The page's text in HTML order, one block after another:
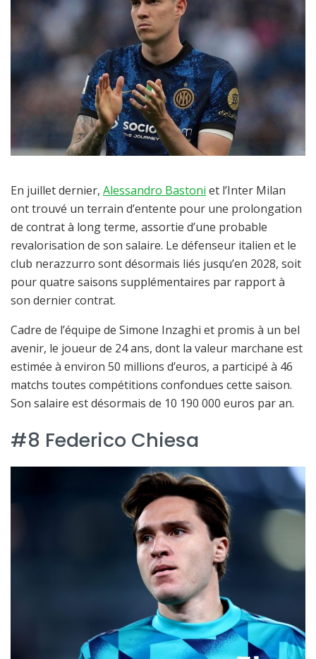
En juillet dernier, Alessandro Bastoni et l’Inter Milan
ont trouvé un terrain d’entente pour une prolongation
de contrat à long terme, assortie d’une probable
revalorisation de son salaire. Le défenseur italien et le
club nerazzurro sont désormais liés jusqu’en 2028, soit
pour quatre saisons supplémentaires par rapport à
son dernier contrat.
Cadre de l’équipe de Simone Inzaghi et promis à un bel
avenir, le joueur de 24 ans, dont la valeur marchane est
estimée à environ 50 millions d’euros, a participé à 46
matchs toutes compétitions confondues cette saison.
Son salaire est désormais de 10 190 000 euros par an.
#8 Federico Chiesa